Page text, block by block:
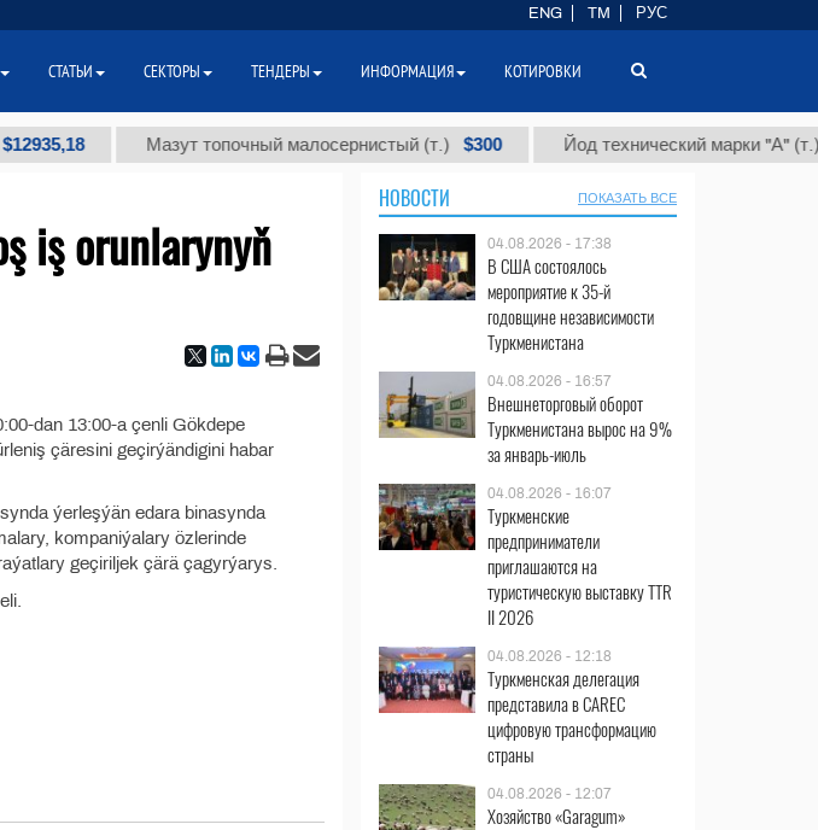
Мазут топочный малосернистый (т.) $300 Йод технический марки "А" (т.)
iş orunlarynyň
dan 13:00-a çenli Gökdepe
çäresini geçirýändigini habar
ýerleşýän edara binasynda
kompaniýalary özlerinde
geçiriljek çärä çagyrýarys.
НОВОСТИ ПОКАЗАТЬ ВСЕ
04.08.2026 - 17:38
В США состоялось
мероприятие к 35-й
годовщине независимости
Туркменистана
04.08.2026 - 16:57
Внешнеторговый оборот
Туркменистана вырос на 9%
за январь-июль
04.08.2026 - 16:07
Туркменские
предприниматели
приглашаются на
туристическую выставку TTR
II 2026
04.08.2026 - 12:18
Туркменская делегация
представила в CAREC
цифровую трансформацию
страны
04.08.2026 - 12:07
Хозяйство «Garagum»
ENG TM РУС
СТАТЬИ СЕКТОРЫ ТЕНДЕРЫ ИНФОРМАЦИЯ КОТИРОВКИ